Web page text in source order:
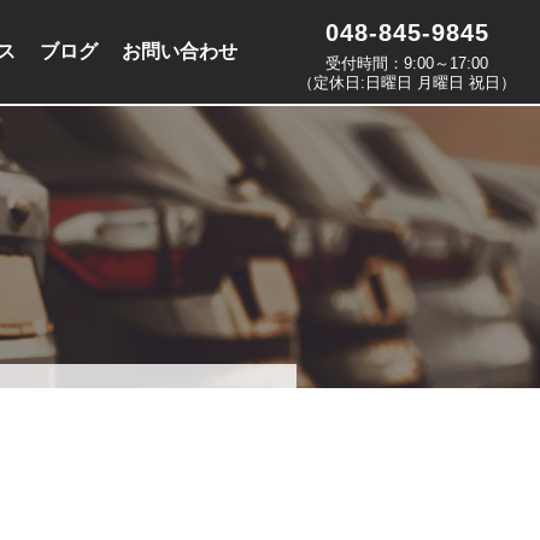
ブログ お問い合わせ
048-845-9845
受付時間：9:00～17:00
（定休日:日曜日 月曜日 祝日）